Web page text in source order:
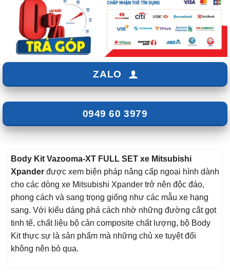
ZALO
0949 60 3979
Body Kit Vazooma-XT FULL SET xe Mitsubishi
Xpander được xem biện pháp nâng cấp ngoại hình dành
cho các dòng xe Mitsubishi Xpander trở nên độc đáo,
phong cách và sang trọng giống như các mẫu xe hạng
sang. Với kiểu dáng phá cách nhờ những đường cắt gọt
tinh tế, chất liệu bộ cản composite chất lượng, bộ Body
Kit thực sự là sản phẩm mà những chủ xe tuyệt đối
không nên bỏ qua.